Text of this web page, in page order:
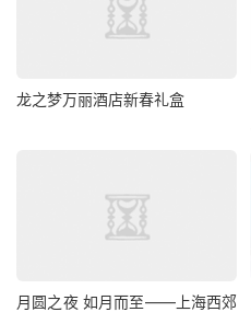
龙之梦万丽酒店新春礼盒
月圆之夜 如月而至——上海西郊